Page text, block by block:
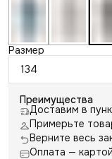
Размер
134
Преимущества
Доставим в
Примерьте
Верните весь
Оплата —